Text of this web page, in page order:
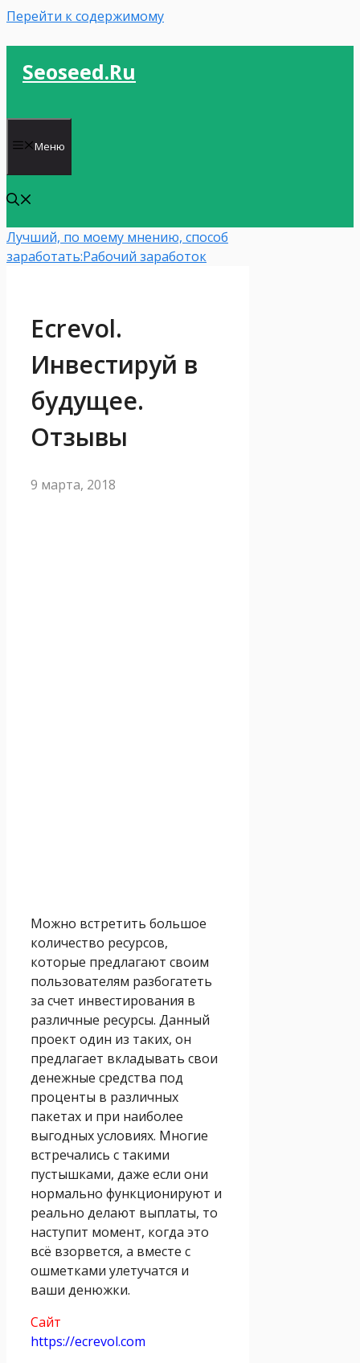
Перейти к содержимому
Seoseed.ru
Меню
Лучший, по моему мнению, способ
заработать:Рабочий заработок
Ecrevol.
Инвестируй в
будущее.
Отзывы
9 марта, 2018
Можно встретить большое
количество ресурсов,
которые предлагают своим
пользователям разбогатеть
за счет инвестирования в
различные ресурсы. Данный
проект один из таких, он
предлагает вкладывать свои
денежные средства под
проценты в различных
пакетах и при наиболее
выгодных условиях. Многие
встречались с такими
пустышками, даже если они
нормально функционируют и
реально делают выплаты, то
наступит момент, когда это
всё взорвется, а вместе с
ошметками улетучатся и
ваши денюжки.
Сайт
https://ecrevol.com